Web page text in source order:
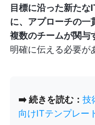
目標に沿った新た
に、アプローチの一
複数のチームが関与
明確に伝える必要が
➡️ 続きを読む： 技
向けITテンプレー